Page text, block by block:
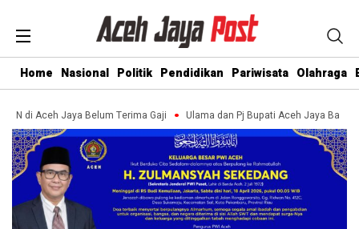
Home Nasional Politik Pendidikan Pariwisata Olahraga
di Aceh Jaya Belum Terima Gaji Ulama dan Pj Bupati Aceh Jaya